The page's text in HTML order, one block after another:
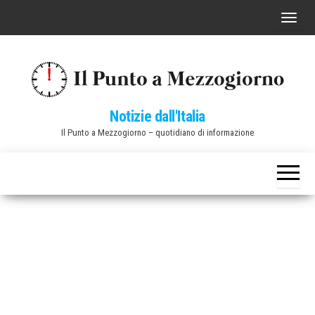
C
a
v
Notizie dall'Italia
Il Punto a Mezzogiorno – quotidiano di informazione